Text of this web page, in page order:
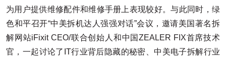
为用户提供维修配件和维修手册上表现较好。与此同时，绿
色和平召开“中美拆机达人强强对话”会议，邀请美国著名拆
解网站iFixit CEO/联合创始人和中国ZEALER FIX首席技术
官，一起讨论了IT行业背后隐藏的秘密、中美电子拆解行业